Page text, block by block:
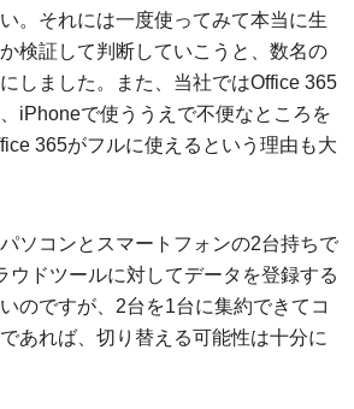
。それには一度使ってみて本当に生
検証して判断していこうと、数名の
しました。また、当社ではOffice 365
iPhoneで使ううえで不便なところを
365がフルに使えるという理由も大
ソコンとスマートフォンの2台持ちで
ウドツールに対してデータを登録する
のですが、2台を1台に集約できてコ
あれば、切り替える可能性は十分に